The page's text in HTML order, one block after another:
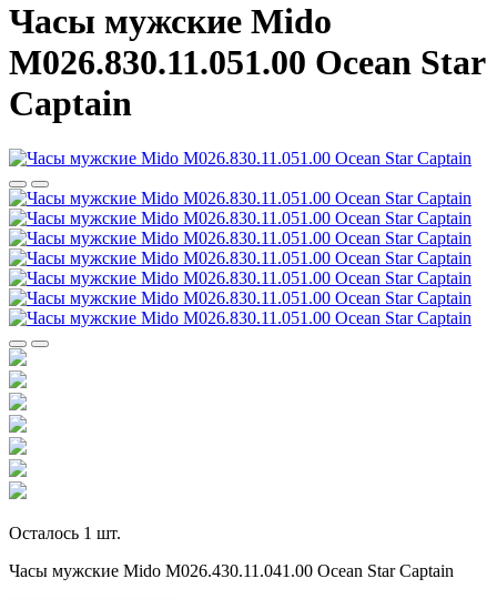
Часы мужские Mido
M026.830.11.051.00 Ocean Star
Captain
Осталось 1 шт.
Часы мужские Mido M026.430.11.041.00 Ocean Star Captain